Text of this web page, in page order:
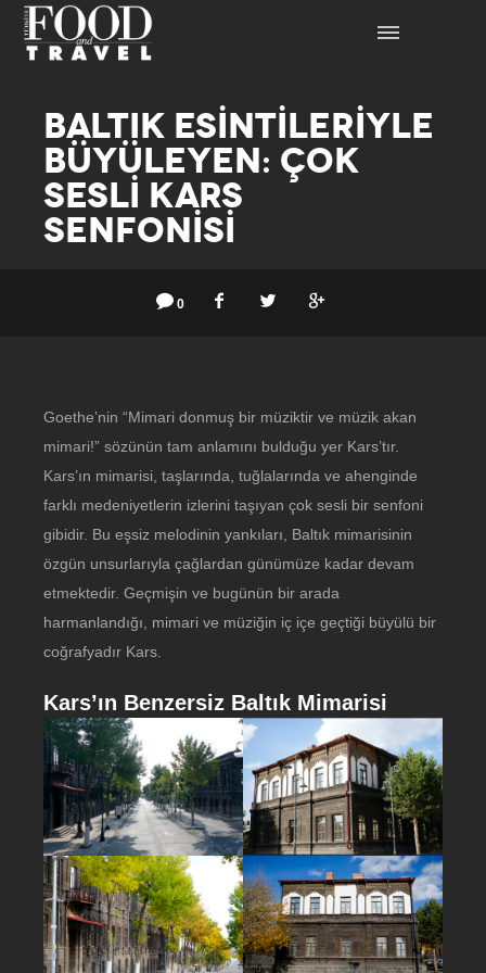
BALTIK ESİNTİLERİYLE
BÜYÜLEYEN: ÇOK
SESLİ KARS
SENFONİSİ
0
Goethe’nin “Mimari donmuş bir müziktir ve müzik akan
mimari!” sözünün tam anlamını bulduğu yer Kars’tır.
Kars’ın mimarisi, taşlarında, tuğlalarında ve ahenginde
farklı medeniyetlerin izlerini taşıyan çok sesli bir senfoni
gibidir. Bu eşsiz melodinin yankıları, Baltık mimarisinin
özgün unsurlarıyla çağlardan günümüze kadar devam
etmektedir. Geçmişin ve bugünün bir arada
harmanlandığı, mimari ve müziğin iç içe geçtiği büyülü bir
coğrafyadır Kars.
Kars’ın Benzersiz Baltık Mimarisi